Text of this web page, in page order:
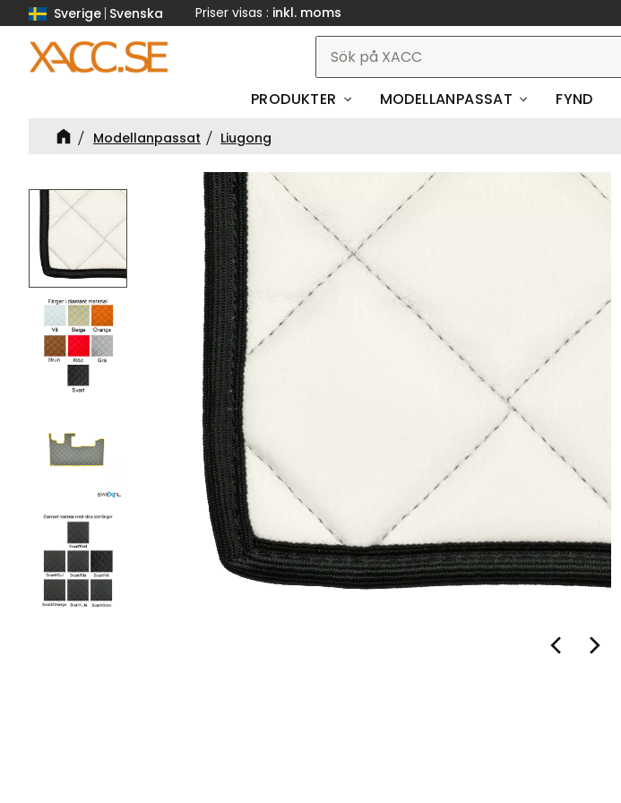
Sverige Svenska Priser visas inkl. moms
PRODUKTER MODELLANPASSAT FYND
Modellanpassat Liugong